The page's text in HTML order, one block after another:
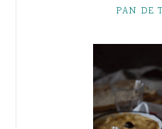
PAN DE